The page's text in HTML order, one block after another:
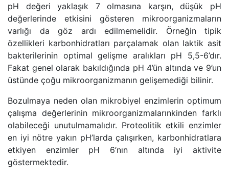
pH değeri yaklaşık 7 olmasına karşın, düşük pH
değerlerinde etkisini gösteren mikroorganizmaların
varlığı da göz ardı edilmemelidir. Örneğin tipik
özellikleri karbonhidratları parçalamak olan laktik asit
bakterilerinin optimal gelişme aralıkları pH 5,5-6’dır.
Fakat genel olarak bakıldığında pH 4’ün altında ve 9’un
üstünde çoğu mikroorganizmanın gelişemediği bilinir.
Bozulmaya neden olan mikrobiyel enzimlerin optimum
çalışma değerlerinin mikroorganizmalarınkinden farklı
olabileceği unutulmamalıdır. Proteolitik etkili enzimler
en iyi nötre yakın pH’larda çalışırken, karbonhidratlara
etkiyen enzimler pH 6’nın altında iyi aktivite
göstermektedir.